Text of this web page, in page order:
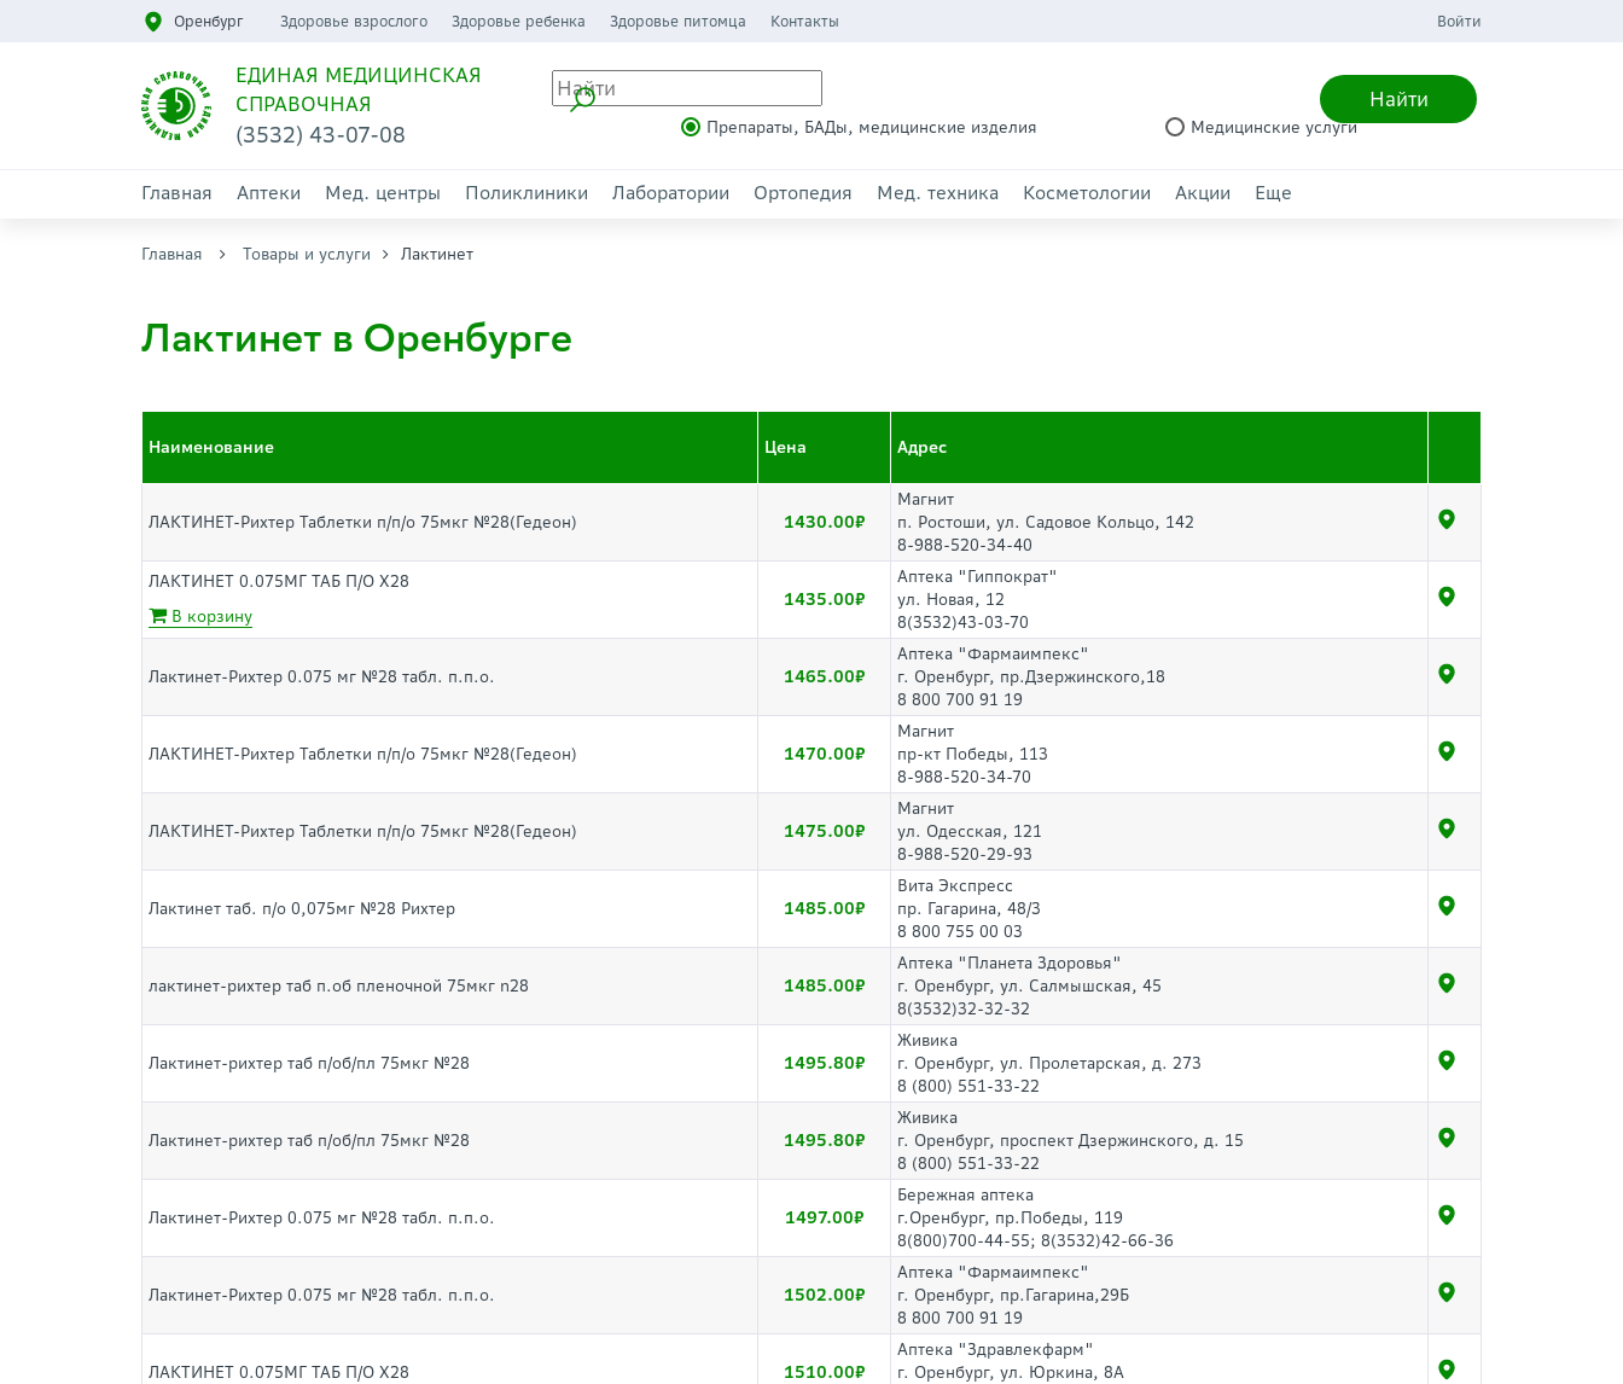
Оренбург Здоровье взрослого Здоровье ребенка Здоровье питомца Контакты Войти
ЕДИНАЯ МЕДИЦИНСКАЯ
СПРАВОЧНАЯ
(3532) 43-07-08
Найти
Препараты, БАДы, медицинские изделия Медицинские услуги
Главная Аптеки Мед. центры Поликлиники Лаборатории Ортопедия Мед. техника Косметологии Акции Еще
Главная Товары и услуги Лактинет
Лактинет в Оренбурге
Наименование Цена Адрес
ЛАКТИНЕТ-Рихтер Таблетки п/п/о 75мкг №28(Гедеон) 1430.00
Магнит
п. Ростоши, ул. Садовое Кольцо, 142
8-988-520-34-40
ЛАКТИНЕТ 0.075МГ ТАБ П/О Х28
В корзину
1435.00
Аптека "Гиппократ"
ул. Новая, 12
8(3532)43-03-70
Лактинет-Рихтер 0.075 мг №28 табл. п.п.о. 1465.00
Аптека "Фармаимпекс"
г. Оренбург, пр.Дзержинского,18
8 800 700 91 19
ЛАКТИНЕТ-Рихтер Таблетки п/п/о 75мкг №28(Гедеон) 1470.00
Магнит
пр-кт Победы, 113
8-988-520-34-70
ЛАКТИНЕТ-Рихтер Таблетки п/п/о 75мкг №28(Гедеон) 1475.00
Магнит
ул. Одесская, 121
8-988-520-29-93
Лактинет таб. п/о 0,075мг №28 Рихтер 1485.00
Вита Экспресс
пр. Гагарина, 48/3
8 800 755 00 03
лактинет-рихтер таб п.об пленочной 75мкг n28 1485.00
Аптека "Планета Здоровья"
г. Оренбург, ул. Салмышская, 45
8(3532)32-32-32
Лактинет-рихтер таб п/об/пл 75мкг №28 1495.80
Живика
г. Оренбург, ул. Пролетарская, д. 273
8 (800) 551-33-22
Лактинет-рихтер таб п/об/пл 75мкг №28 1495.80
Живика
г. Оренбург, проспект Дзержинского, д. 15
8 (800) 551-33-22
Лактинет-Рихтер 0.075 мг №28 табл. п.п.о. 1497.00
Бережная аптека
г.Оренбург, пр.Победы, 119
8(800)700-44-55; 8(3532)42-66-36
Лактинет-Рихтер 0.075 мг №28 табл. п.п.о. 1502.00
Аптека "Фармаимпекс"
г. Оренбург, пр.Гагарина,29Б
8 800 700 91 19
ЛАКТИНЕТ 0.075МГ ТАБ П/О Х28 1510.00
Аптека "Здравлекфарм"
г. Оренбург, ул. Юркина, 8А